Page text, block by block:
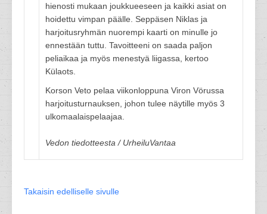
hienosti mukaan joukkueeseen ja kaikki asiat on
hoidettu vimpan päälle. Seppäsen Niklas ja
harjoitusryhmän nuorempi kaarti on minulle jo
ennestään tuttu. Tavoitteeni on saada paljon
peliaikaa ja myös menestyä liigassa, kertoo
Külaots.
Korson Veto pelaa viikonloppuna Viron Vörussa
harjoitusturnauksen, johon tulee näytille myös 3
ulkomaalaispelaajaa.
Vedon tiedotteesta / UrheiluVantaa
Takaisin edelliselle sivulle